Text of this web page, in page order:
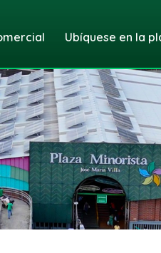
Ubíquese en la